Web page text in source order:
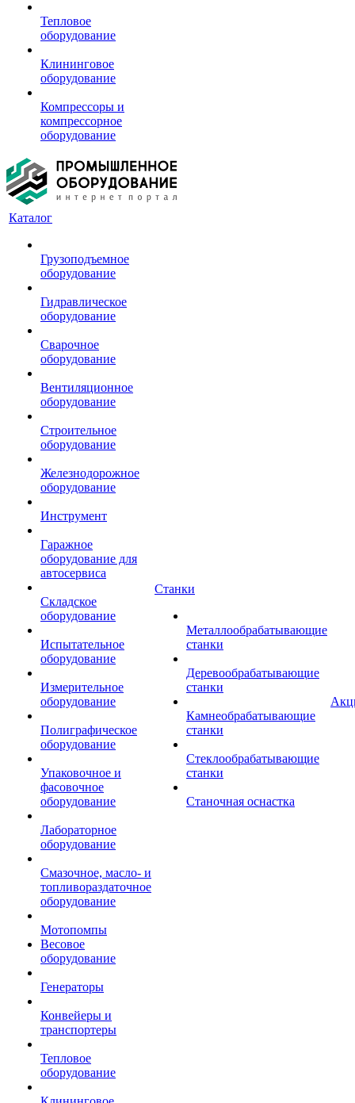
Тепловое
оборудование
Клининговое
оборудование
Компрессоры и
компрессорное
оборудование
Каталог
Грузоподъемное
оборудование
Гидравлическое
оборудование
Сварочное
оборудование
Вентиляционное
оборудование
Строительное
оборудование
Железнодорожное
оборудование
Инструмент
Гаражное
оборудование для
автосервиса
Складское
оборудование
Испытательное
оборудование
Измерительное
оборудование
Полиграфическое
оборудование
Упаковочное и
фасовочное
оборудование
Лабораторное
оборудование
Смазочное, масло- и
топливораздаточное
оборудование
Мотопомпы
Весовое
оборудование
Генераторы
Конвейеры и
транспортеры
Тепловое
оборудование
Станки
Металлообрабатывающие
станки
Деревообрабатывающие
станки
Камнеобрабатывающие
станки
Стеклообрабатывающие
станки
Станочная оснастка